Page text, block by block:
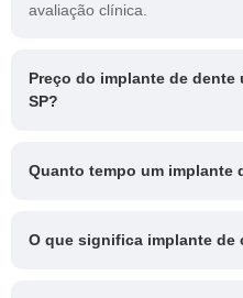
avaliação clínica.
Preço do implante de dente
SP?
Quanto tempo um implante
O que significa implante de